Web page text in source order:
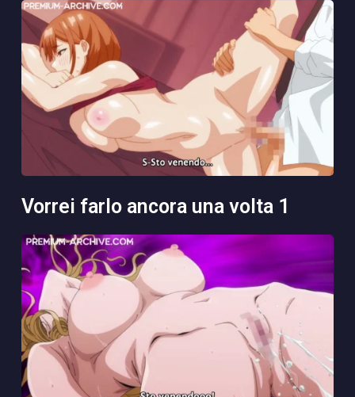
vorrei farlo ancora una volta 1